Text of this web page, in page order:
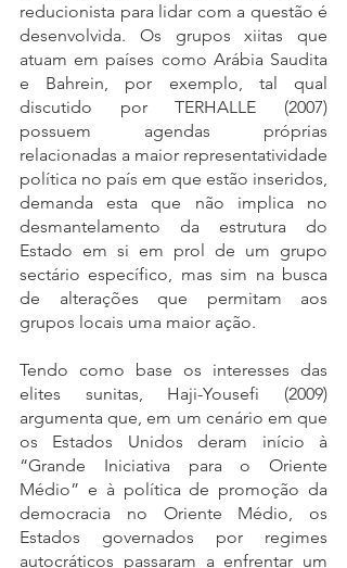
reducionista para lidar com a questão é
desenvolvida. Os grupos xiitas que
atuam em países como Arábia Saudita
e Bahrein, por exemplo, tal qual
discutido por TERHALLE (2007)
possuem agendas próprias
relacionadas a maior representatividade
política no país em que estão inseridos,
demanda esta que não implica no
desmantelamento da estrutura do
Estado em si em prol de um grupo
sectário específico, mas sim na busca
de alterações que permitam aos
grupos locais uma maior ação.
Tendo como base os interesses das
elites sunitas, Haji-Yousefi (2009)
argumenta que, em um cenário em que
os Estados Unidos deram início à
“Grande Iniciativa para o Oriente
Médio” e à política de promoção da
democracia no Oriente Médio, os
Estados governados por regimes
autocráticos passaram a enfrentar um